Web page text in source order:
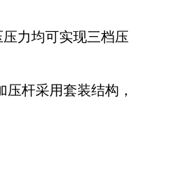
力均可实现三档压
杆采用套装结构，